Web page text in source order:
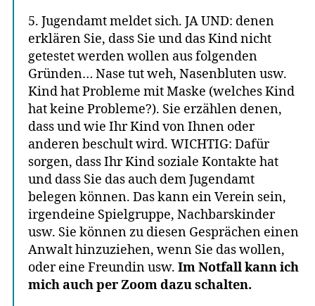
5. Jugendamt meldet sich. JA UND: denen
erklären Sie, dass Sie und das Kind nicht
getestet werden wollen aus folgenden
Gründen… Nase tut weh, Nasenbluten usw.
Kind hat Probleme mit Maske (welches Kind
hat keine Probleme?). Sie erzählen denen,
dass und wie Ihr Kind von Ihnen oder
anderen beschult wird. WICHTIG: Dafür
sorgen, dass Ihr Kind soziale Kontakte hat
und dass Sie das auch dem Jugendamt
belegen können. Das kann ein Verein sein,
irgendeine Spielgruppe, Nachbarskinder
usw. Sie können zu diesen Gesprächen einen
Anwalt hinzuziehen, wenn Sie das wollen,
oder eine Freundin usw. Im Notfall kann ich
mich auch per Zoom dazu schalten.